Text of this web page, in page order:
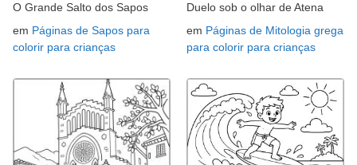
O Grande Salto dos Sapos
em Páginas de Sapos para
colorir para crianças
Duelo sob o olhar de Atena
em Páginas de Mitologia grega
para colorir para crianças